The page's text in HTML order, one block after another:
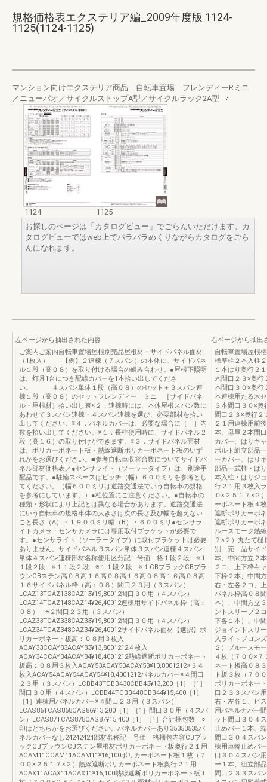
規格価格表エクステリア編_2009年度版 1124-
1125(1124-1125)
マンション向けエクステリア商品 自転車置場 フレンディーRミニ
／ニューパオ／サイクルストップA型／サイクルラック2A型
1124
1125
お探しのページは「カタログビュー」でごらんいただけます。カ
タログビューではweb上でパラパラめくりながらカタログをごら
んになれます。
左ページから抽出された内容
ご案内ご案内自転車置場屋根別売品屋根材・サイドパネル面材
（1枚入） 【例】２連棟（７スパン）の本体に、サイドパネ
ル１段（高０８）を取り付ける場合の組み合わせ。●屋根下照明
は、灯具1台につき配線カバーを1本拾い出してくださ
い。 ４スパン単体１段（高０８）のセット＋３スパン連
棟１段（高０８）のセットフレンディー ミニ ［サイドパネ
ル・屋根材］拾い出し表※２．連棟時には、本体屋根スパン数に
あわせて３スパン連棟・４スパン連棟を選び、必要部材を拾い
出してください。※４．パネルカバーは、必要な場合に［ ］内
数を拾い出してください。※１．長柱使用時に、サイドパネル２
段（高１６）の取り付けができます。※３．サイドパネル面材
は、ポリカーボネート板・熱線遮断ポリカーボネート板のいず
れかをお選びください。■参考自転車収容台数についてサイドパ
ネル部材価格表／●センサライト（ソーラータイプ）は、別途手
配品です。●駐輪スペースはピッチ（幅）６００ミリを参考とし
てください。（幅６００ミリは道路交通法でいう自転車の規格
を参考にしています。）●柱位置にご注意ください。●自転車の
種類・形状により上記とは異なる場合があります。道路交通法
にいう自転車の規格車体の大きさは次の長さ及び幅を超えない
こと長さ（A）・１９００ミリ幅（B）・６００ミリ●センサラ
イトカメラ・センサカメラには専用取付ブラケットが必要で
す。●センサライト（ソーラータイプ）に取付ブラケットは必要
ありません。サイドパネル３スパン単体３スパン連棟４スパン
単体４スパン連棟部材名称使用区分記 号価 格１段２段 ※１
１段２段 ※１１段２段 ※１１段２段 ※１CBブラックCBブラ
ウンCBステン高０８高１６高０８高１６高０８高１６高０８高
１６サイドパネル枠（高：０８）間口２３用（３スパン）
LCAZ13TCAZ138CAZ13¥19,80012間口３０用（４スパン）
LCAZ14TCAZ148CAZ14¥26,40012連棟用サイドパネル枠（高：
０８） ※２間口２３用（３スパン）
LCAZ33TCAZ338CAZ33¥19,80012間口３０用（４スパン）
LCAZ34TCAZ348CAZ34¥26,40012サイドパネル面材【選択】ポ
リカーボネート板高：０８用３枚入
ACAY33CCAY33ACAY33¥13,8001212４枚入
ACAY34CCAY34ACAY34¥18,4001212熱線遮断ポリカーボネート
板高：０８用３枚入ACAY53ACAY53ACAY53¥13,8001212※３４
枚入ACAY54ACAY54ACAY54¥18,4001212パネルカバー※４間口
２３用（３スパン）LCBB43TCBB438CBB43¥13,200［1］［1］
間口３０用（４スパン）LCBB44TCBB448CBB44¥15,400［1］
［1］連棟用パネルカバー※４間口２３用（３スパン）
LCAS86TCAS868CAS86¥13,200［1］［1］間口３０用（４スパ
ン）LCAS87TCAS878CAS87¥15,400［1］［1］合計梱包数 ○
印はどちらかをお選びください。パネルカバーあり35353535パ
ネルカバーなし24242424部材名称記 号価 格梱包内容CBブラ
ックCBブラウンCBステン屋根材ポリカーボネート板奥行２１用
ACAM11CCAM11ACAM11¥16,100ポリカーボネート板１枚（７
００×２５１７×２）熱線遮断ポリカーボネート板奥行２１用
ACAX11ACAX11ACAX11¥16,100熱線遮断ポリカーボネート板１
右ページから抽出
自転車置場屋根
標準柱２本入柱
１本はり奥行２
木間口２３×奥行
本間口３０×奥行
本連棟用たる木
３本間口３０×
間口２３×奥行２
２１用連棟用前
本、母屋２本間
カバー、はりキ
ボルト組立部品
ーカバー、はり
部品一式柱・は
本入柱・はりジ
行２１用３枚入
０×２５１７×２
ーボネート板４
遮断ポリカーボ
遮断ポリカーボ
ルースモーク熱
７×２）丸たて
別 売 品サイド
本、中間方立２
２コ、上下枠キ
下枠２本、中間
右・左各２コ、
パネル枠高０８
本）、中間方立
ントスリーブ２
下各１本）、中
ジョイントスリ
入ライトブロン
２）ブルースモ
４枚（７００×
ネート板高０８
ト板３枚（７０
ポリカーボネー
口２３３スパン
右・左各１、ビ
用パネルカバー
ット間口３０４
止めバー１本、
間口３０４スパ
棟用車輪止めバ
口３０４スパン
ー１本、組立部
間口２３３スパ